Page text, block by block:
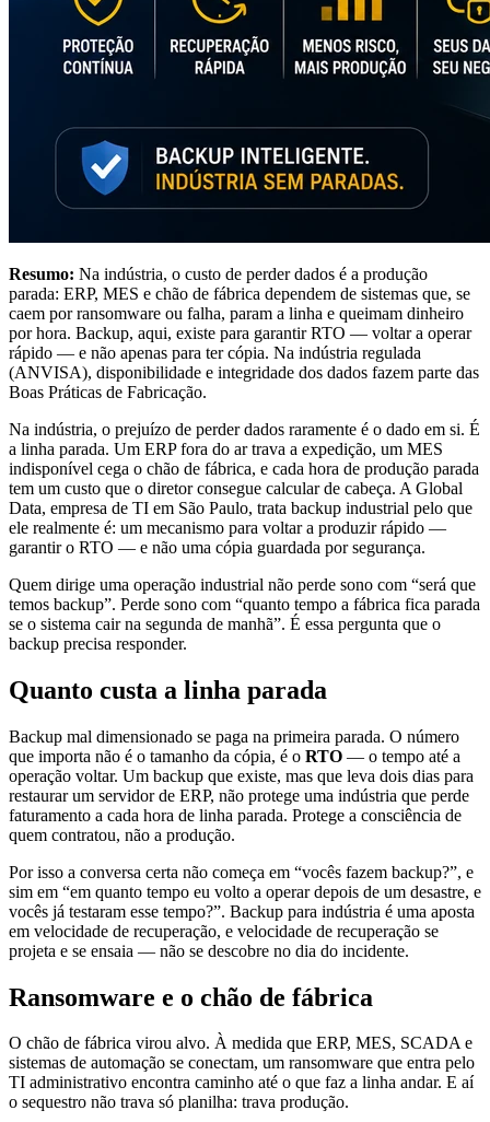
Resumo: Na indústria, o custo de perder dados é a produção
parada: ERP, MES e chão de fábrica dependem de sistemas que, se
caem por ransomware ou falha, param a linha e queimam dinheiro
por hora. Backup, aqui, existe para garantir RTO — voltar a operar
rápido — e não apenas para ter cópia. Na indústria regulada
(ANVISA), disponibilidade e integridade dos dados fazem parte das
Boas Práticas de Fabricação.
Na indústria, o prejuízo de perder dados raramente é o dado em si. É
a linha parada. Um ERP fora do ar trava a expedição, um MES
indisponível cega o chão de fábrica, e cada hora de produção parada
tem um custo que o diretor consegue calcular de cabeça. A Global
Data, empresa de TI em São Paulo, trata backup industrial pelo que
ele realmente é: um mecanismo para voltar a produzir rápido —
garantir o RTO — e não uma cópia guardada por segurança.
Quem dirige uma operação industrial não perde sono com “será que
temos backup”. Perde sono com “quanto tempo a fábrica fica parada
se o sistema cair na segunda de manhã”. É essa pergunta que o
backup precisa responder.
Quanto custa a linha parada
Backup mal dimensionado se paga na primeira parada. O número
que importa não é o tamanho da cópia, é o RTO — o tempo até a
operação voltar. Um backup que existe, mas que leva dois dias para
restaurar um servidor de ERP, não protege uma indústria que perde
faturamento a cada hora de linha parada. Protege a consciência de
quem contratou, não a produção.
Por isso a conversa certa não começa em “vocês fazem backup?”, e
sim em “em quanto tempo eu volto a operar depois de um desastre, e
vocês já testaram esse tempo?”. Backup para indústria é uma aposta
em velocidade de recuperação, e velocidade de recuperação se
projeta e se ensaia — não se descobre no dia do incidente.
Ransomware e o chão de fábrica
O chão de fábrica virou alvo. À medida que ERP, MES, SCADA e
sistemas de automação se conectam, um ransomware que entra pelo
TI administrativo encontra caminho até o que faz a linha andar. E aí
o sequestro não trava só planilha: trava produção.